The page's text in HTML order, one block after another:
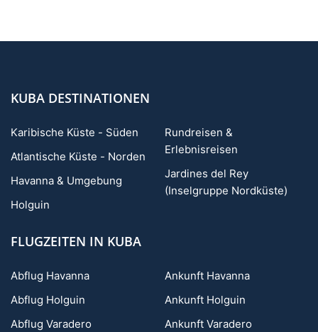
KUBA DESTINATIONEN
Karibische Küste - Süden
Atlantische Küste - Norden
Havanna & Umgebung
Holguin
Rundreisen &
Erlebnisreisen
Jardines del Rey
(Inselgruppe Nordküste)
FLUGZEITEN IN KUBA
Abflug Havanna
Abflug Holguin
Abflug Varadero
Ankunft Havanna
Ankunft Holguin
Ankunft Varadero